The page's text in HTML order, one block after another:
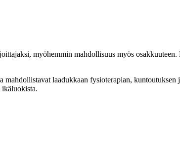
myöhemmin mahdollisuus myös
laadukkaan fysioterapian,
ikäluokista.